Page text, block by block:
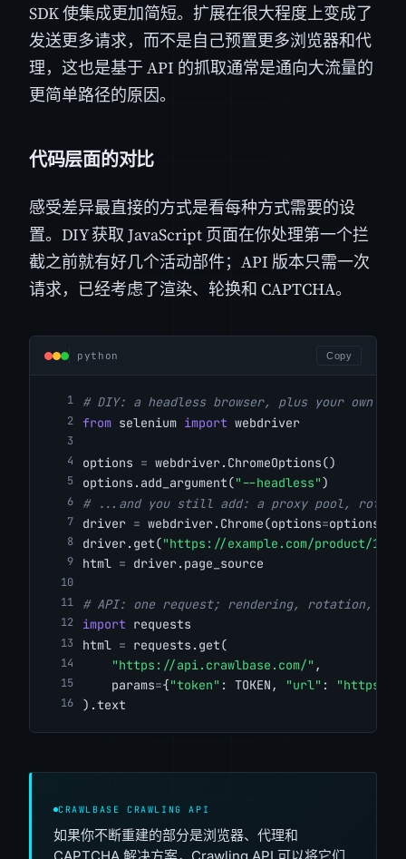
SDK 使集成更加简短。扩展在很大程度上变成了
发送更多请求，而不是自己预置更多浏览器和代
理，这也是基于 API 的抓取通常是通向大流量的
更简单路径的原因。
代码层面的对比
感受差异最直接的方式是看每种方式需要的设
置。DIY 获取 JavaScript 页面在你处理第一个拦
截之前就有好几个活动部件；API 版本只需一次
请求，已经考虑了渲染、轮换和 CAPTCHA。
python Copy
# DIY: a headless browser, plus your own
from selenium import webdriver
options = webdriver.ChromeOptions()
options.add_argument("--headless")
# ...and you still add: a proxy pool,
driver = webdriver.Chrome(options=options)
driver.get("https://example.com/product/123"
html = driver.page_source
# API: one request; rendering, rotation,
import requests
html = requests.get(
"https://api.crawlbase.com/" ,
    params
={"token" : TOKEN, "url" :
"https://
).text
CRAWLBASE CRAWLING API
如果你不断重建的部分是浏览器、代理和